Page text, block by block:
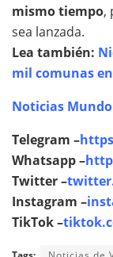
mismotiempo,
sea lanzada.
Lea también:
mil comunas
Noticias Mundo
Telegram –
Whatsapp –
Twitter –
Instagram –
TikTok –